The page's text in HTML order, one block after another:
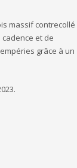
massif contrecollé
et de
grâce à un